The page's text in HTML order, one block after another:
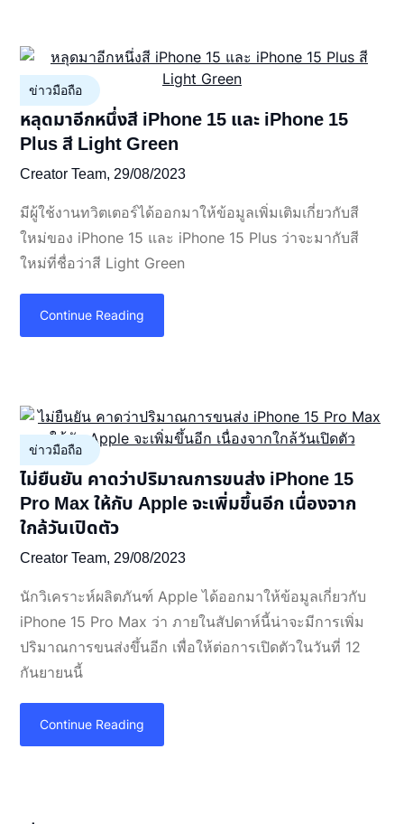
ข่าวมือถือ
หลุดมาอีกหนึ่งสี iPhone 15 และ iPhone 15
Plus สี Light Green
Creator Team,29/08/2023
มีผู้ใช้งานทวิตเตอร์ได้ออกมาให้ข้อมูลเพิ่มเติมเกี่ยวกับสี
ใหม่ของ iPhone 15 และ iPhone 15 Plus ว่าจะมากับสี
ใหม่ที่ชื่อว่าสี Light Green
Continue Reading
ข่าวมือถือ
ไม่ยืนยัน คาดว่าปริมาณการขนส่ง iPhone 15
Pro Max ให้กับ Apple จะเพิ่มขึ้นอีก เนื่องจาก
ใกล้วันเปิดตัว
Creator Team,29/08/2023
นักวิเคราะห์ผลิตภันฑ์ Apple ได้ออกมาให้ข้อมูลเกี่ยวกับ
iPhone 15 Pro Max ว่า ภายในสัปดาห์นี้น่าจะมีการเพิ่ม
ปริมาณการขนส่งขึ้นอีก เพื่อให้ต่อการเปิดตัวในวันที่ 12
กันยายนนี้
Continue Reading